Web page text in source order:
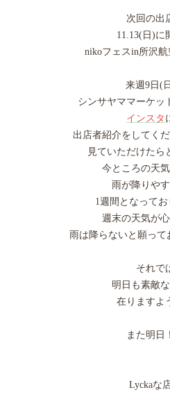
次回の出
11.13(日)に
nikoフェスin所沢航
来週9日(
シンサヤママーケッ
インスタ
出店者紹介をしてく
見ていただけたら
今ところの天
雨が降りや
1週間となって
週末の天気が
雨は降らないと願って
それで
明日も素敵
在りますよ
また明日
Lyckaな